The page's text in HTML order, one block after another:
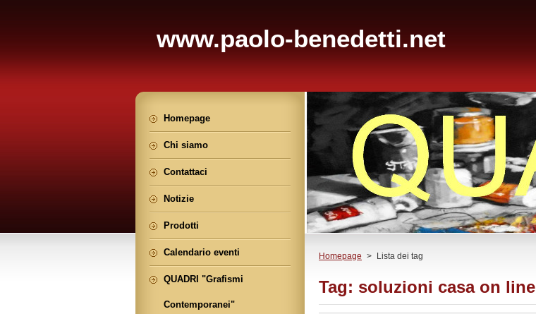
www.paolo-benedetti.net
Homepage > Lista dei tag
Tag: soluzioni casa on line
Homepage
Chi siamo
Contattaci
Notizie
Prodotti
Calendario eventi
QUADRI "Grafismi
Contemporanei"